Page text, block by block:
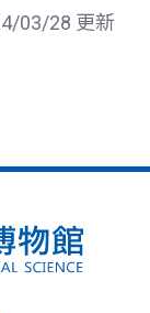
03/28 更新